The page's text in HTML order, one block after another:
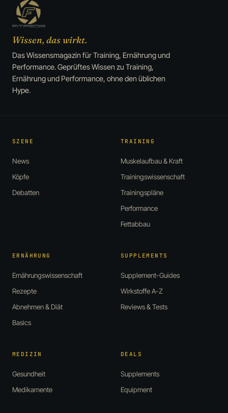
Wissen, das wirkt.
Das Wissensmagazin für Training, Ernährung und
Performance. Geprüftes Wissen zu Training,
Ernährung und Performance, ohne den üblichen
Hype.
SZENE
News
Köpfe
Debatten
TRAINING
Muskelaufbau & Kraft
Trainingswissenschaft
Trainingspläne
Performance
Fettabbau
ERNÄHRUNG
Ernährungswissenschaft
Rezepte
Abnehmen & Diät
Basics
SUPPLEMENTS
Supplement-Guides
Wirkstoffe A-Z
Reviews & Tests
MEDIZIN
Gesundheit
Medikamente
DEALS
Supplements
Equipment